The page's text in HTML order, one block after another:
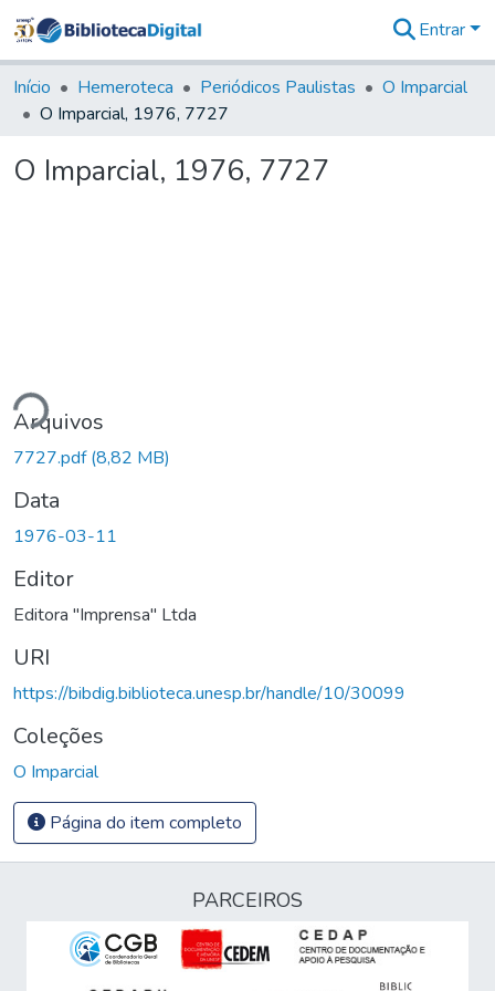
&
Coleções
Tudo na
Digital
Entrar
Início Hemeroteca Periódicos Paulistas
O Imparcial
O Imparcial, 1976, 7727
O Imparcial, 1976, 7727
Arquivos
7727.pdf(8,82 MB)
Data
1976-03-11
Editor
Editora "Imprensa" Ltda
URI
https://bibdig.biblioteca.unesp.br/handle/10/30099
Coleções
O Imparcial
Página do item completo
PARCEIROS